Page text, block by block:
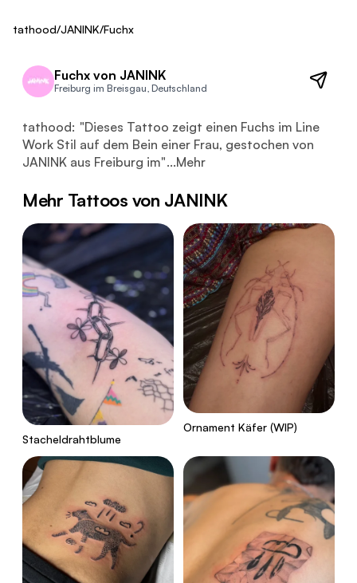
tathood/JANINK/Fuchx
Fuchx von JANINK
Freiburg im Breisgau, Deutschland
Dieses Tattoo zeigt einen Fuchs im Line Work Stil auf
tathood: "Dieses Tattoo zeigt einen Fuchs im Line
Work Stil auf dem Bein einer Frau, gestochen von
JANINK aus Freiburg im"...Mehr
Mehr Tattoos von JANINK
Stacheldrahtblume
Ornament Käfer (WIP)